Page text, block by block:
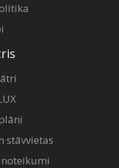
stāvvietas